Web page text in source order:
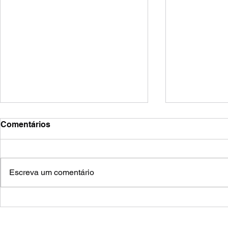
zoozve
frestas
Comentários
Escreva um comentário